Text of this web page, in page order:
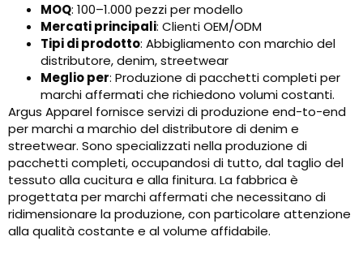
MOQ: 100–1.000 pezzi per modello
Mercati principali: Clienti OEM/ODM
Tipi di prodotto: Abbigliamento con marchio del
distributore, denim, streetwear
Meglio per: Produzione di pacchetti completi per
marchi affermati che richiedono volumi costanti.
Argus Apparel fornisce servizi di produzione end-to-end
per marchi a marchio del distributore di denim e
streetwear. Sono specializzati nella produzione di
pacchetti completi, occupandosi di tutto, dal taglio del
tessuto alla cucitura e alla finitura. La fabbrica è
progettata per marchi affermati che necessitano di
ridimensionare la produzione, con particolare attenzione
alla qualità costante e al volume affidabile.